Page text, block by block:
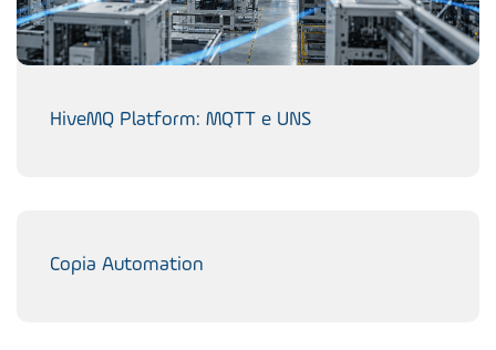
HiveMQ Platform: MQTT e UNS
Copia Automation